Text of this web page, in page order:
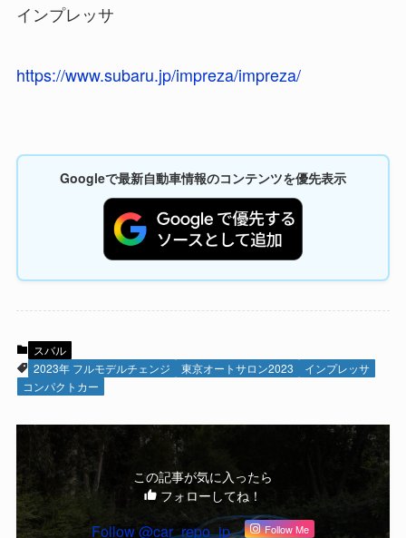
インプレッサ
https://www.subaru.jp/impreza/impreza/
Googleで最新自動車情報のコンテンツを優先表示
スバル
2023年 フルモデルチェンジ
東京オートサロン2023
インプレッサ
コンパクトカー
この記事が気に入ったら
フォローしてね！
Follow @car_repo_jp Follow Me